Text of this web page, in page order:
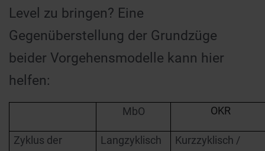
Level zu bringen? Eine
Gegenüberstellung der Grundzüge
beider Vorgehensmodelle kann hier
helfen:
MbO OKR
Zyklus der
Langzyklisch
Kurzzyklisch /